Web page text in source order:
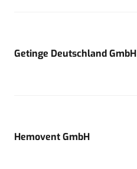
Getinge Deutschland GmbH
Hemovent GmbH